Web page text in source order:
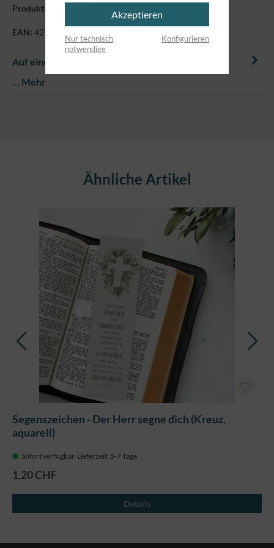
Produktnummer:
EAN: 4250479870987
Auf einem Blick
… Mehr
Produktgalerie überspringenÄhnliche Artikel
Segenszeichen - Der Herr segne dich (Kreuz,
aquarell)
Sofort verfügbar, Lieferzeit: 5-7 Tage
1,20 CHF
Details
Akzeptieren
Nur technisch
notwendige
Konfigurieren